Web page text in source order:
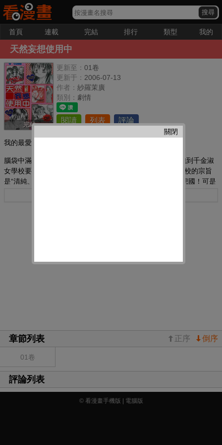
首頁 連載 完結 排行 類型 我的
天然妄想使用中
完結
更新至： 01卷
更新于： 2006-07-13
作者： 紗羅茉廣
類別： 劇情
閱讀 列表 評論
我的最愛：
腦袋中滿是黃色思想的野獸派男子高中學生會長宮原圭一,跑到千金淑
女學校要求舉辦聯合校慶。這所有名又有悠久歷史的女子學校的宗旨
是“清純、端莊、美麗、人比花嬌...”這里是男人的憧憬與理想國！可是
章節列表 倒序
正序
01卷
評論列表
關閉
© 看漫畫手機版 | 電腦版